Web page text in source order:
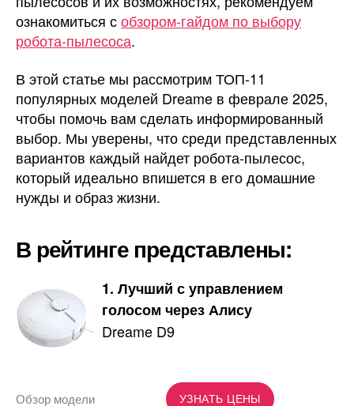
ознакомиться собзором-гайдом по выбору
робота-пылесоса.
В этой статье мы рассмотрим ТОП-11
популярных моделей Dreame в феврале 2025,
чтобы помочь вам сделать информированный
выбор. Мы уверены, что среди представленных
вариантов каждый найдет робота-пылесос,
который идеально впишется в его домашние
нужды и образ жизни.
В рейтинге представлены:
1. Лучший с управлением
голосом через Алису
Dreame D9
УЗНАТЬ ЦЕНЫ
Обзор модели